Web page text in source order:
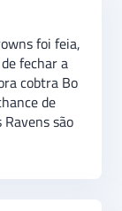
foi feia,
fechar a
cobtra Bo
de
são